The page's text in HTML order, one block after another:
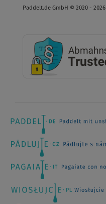
Paddelt.de GmbH © 2020 - 2026